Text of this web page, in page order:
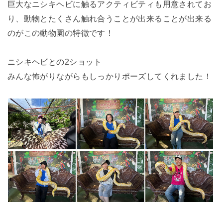
巨大なニシキヘビに触るアクティビティも用意されてお
り、動物とたくさん触れ合うことが出来ることが出来る
のがこの動物園の特徴です！
ニシキヘビとの2ショット
みんな怖がりながらもしっかりポーズしてくれました！